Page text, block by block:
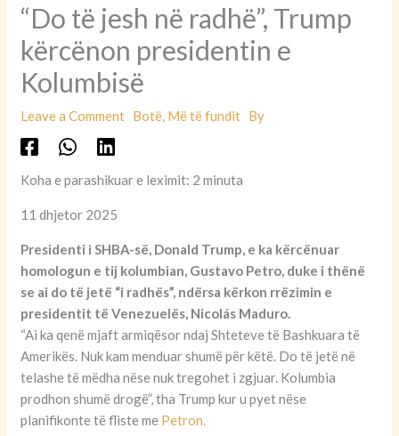
“Do të jesh në radhë”, Trump
kërcënon presidentin e
Kolumbisë
Leave a Comment Botë Më të fundit By
Koha e parashikuar e leximit: 2 minuta
11 dhjetor 2025
Presidenti i SHBA-së, Donald Trump, e ka kërcënuar
homologun e tij kolumbian, Gustavo Petro, duke i thënë
se ai do të jetë “i radhës”, ndërsa kërkon rrëzimin e
presidentit të Venezuelës, Nicolás Maduro.
“Ai ka qenë mjaft armiqësor ndaj Shteteve të Bashkuara të
Amerikës. Nuk kam menduar shumë për këtë. Do të jetë në
telashe të mëdha nëse nuk tregohet i zgjuar. Kolumbia
prodhon shumë drogë”, tha Trump kur u pyet nëse
planifikonte të fliste me Petron.